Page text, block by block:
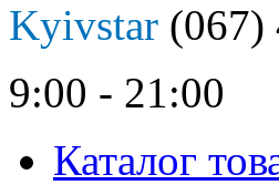
Kyivstar (067)
9:00 - 21:00
Каталог